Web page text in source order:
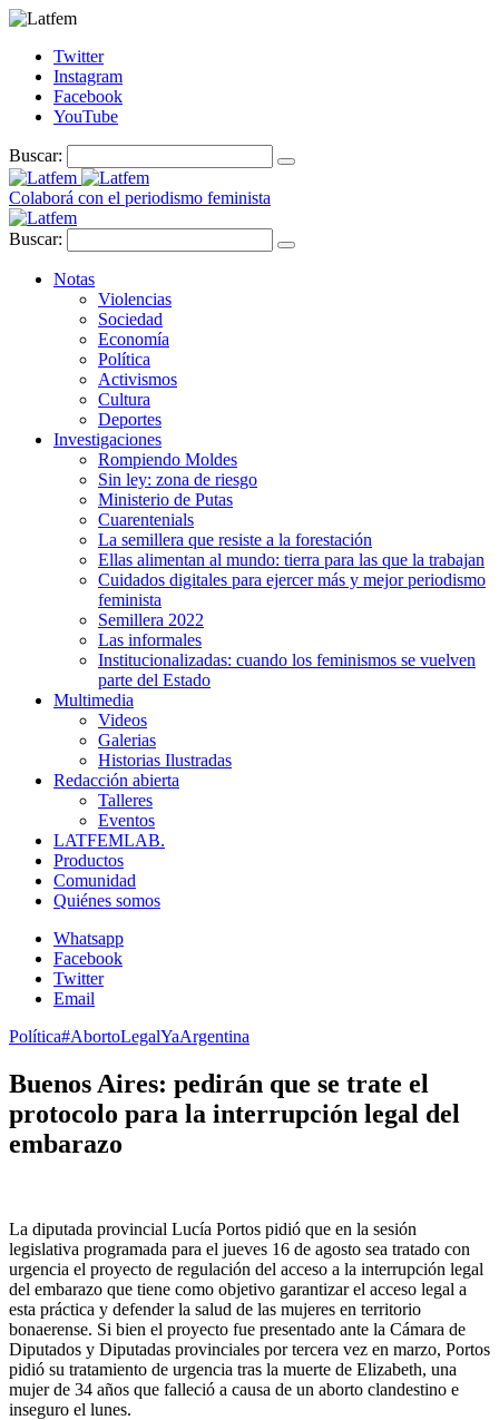
Twitter
Instagram
Facebook
YouTube
Buscar:
Colaborá con el periodismo feminista
Buscar:
Notas
Violencias
Sociedad
Economía
Política
Activismos
Cultura
Deportes
Investigaciones
Rompiendo Moldes
Sin ley: zona de riesgo
Ministerio de Putas
Cuarentenials
La semillera que resiste a la forestación
Ellas alimentan al mundo: tierra para las que la trabajan
Cuidados digitales para ejercer más y mejor periodismo
feminista
Semillera 2022
Las informales
Institucionalizadas: cuando los feminismos se vuelven
parte del Estado
Multimedia
Videos
Galerias
Historias Ilustradas
Redacción abierta
Talleres
Eventos
LATFEMLAB.
Productos
Comunidad
Quiénes somos
Whatsapp
Facebook
Twitter
Email
Política#AbortoLegalYaArgentina
Buenos Aires: pedirán que se trate el
protocolo para la interrupción legal del
embarazo
La diputada provincial Lucía Portos pidió que en la sesión
legislativa programada para el jueves 16 de agosto sea tratado con
urgencia el proyecto de regulación del acceso a la interrupción legal
del embarazo que tiene como objetivo garantizar el acceso legal a
esta práctica y defender la salud de las mujeres en territorio
bonaerense. Si bien el proyecto fue presentado ante la Cámara de
Diputados y Diputadas provinciales por tercera vez en marzo, Portos
pidió su tratamiento de urgencia tras la muerte de Elizabeth, una
mujer de 34 años que falleció a causa de un aborto clandestino e
inseguro el lunes.